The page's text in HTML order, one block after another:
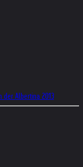
der Albertina 2013